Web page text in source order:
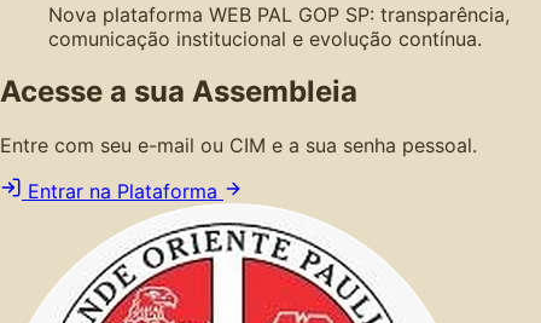
Nova plataforma WEB PAL GOP SP: transparência,
comunicação institucional e evolução contínua.
Acesse a sua Assembleia
Entre com seu e-mail ou CIM e a sua senha pessoal.
Entrar na Plataforma